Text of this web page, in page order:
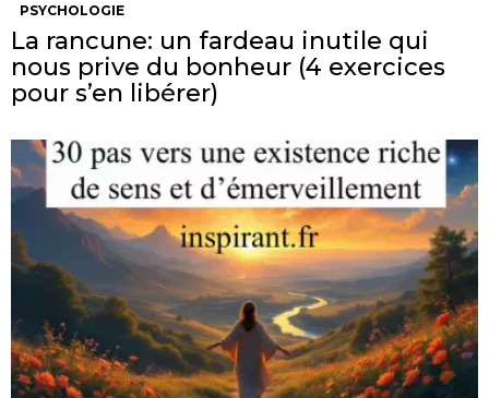
PSYCHOLOGIE
La rancune: un fardeau inutile qui
nous prive du bonheur (4 exercices
pour s’en libérer)